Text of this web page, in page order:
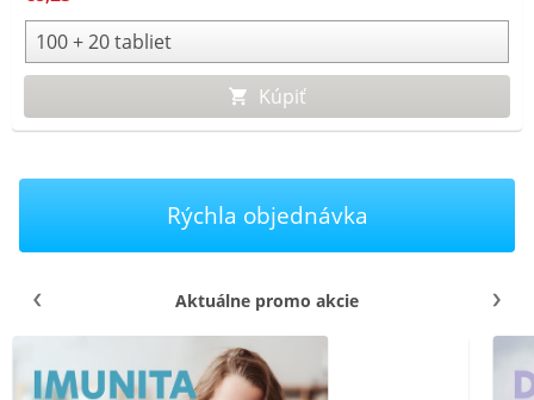
normálnu funkciu imunitného systému.
Kúpiť
Rýchla objednávka
Aktuálne promo akcie